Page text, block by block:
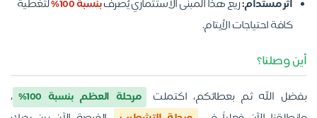
أثر مستدام:ريع هذا المبنى الاستثماري يُصرفبنسبة 100%
لتغطية
كافة احتياجات الأيتام.
أين وصلنا؟
بفضل الله ثم بعطائكم، اكتملت مرحلة العظم بنسبة 100%
،